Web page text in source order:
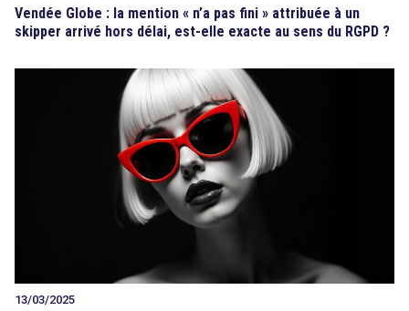
Vendée Globe : la mention « n’a pas fini » attribuée à un
skipper arrivé hors délai, est-elle exacte au sens du RGPD ?
13/03/2025